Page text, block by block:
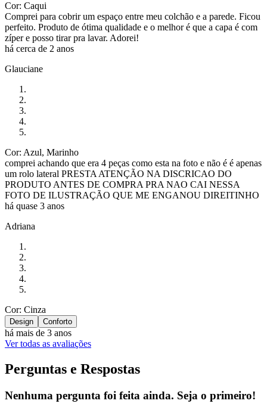
Cor: Caqui
Comprei para cobrir um espaço entre meu colchão e a parede. Ficou
perfeito. Produto de ótima qualidade e o melhor é que a capa é com
zíper e posso tirar pra lavar. Adorei!
há cerca de 2 anos
Glauciane
Cor: Azul, Marinho
comprei achando que era 4 peças como esta na foto e não é é apenas
um rolo lateral PRESTA ATENÇÃO NA DISCRICAO DO
PRODUTO ANTES DE COMPRA PRA NAO CAI NESSA
FOTO DE ILUSTRAÇÃO QUE ME ENGANOU DIREITINHO
há quase 3 anos
Adriana
Cor: Cinza
Design Conforto
há mais de 3 anos
Ver todas as avaliações
Perguntas e Respostas
Nenhuma pergunta foi feita ainda. Seja o primeiro!